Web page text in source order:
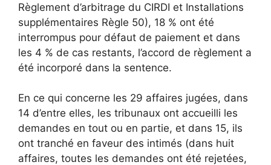
Règlement d’arbitrage du CIRDI et Installations
supplémentaires Règle 50), 18 % ont été
interrompus pour défaut de paiement et dans
les 4 % de cas restants, l’accord de règlement a
été incorporé dans la sentence.
En ce qui concerne les 29 affaires jugées, dans
14 d’entre elles, les tribunaux ont accueilli les
demandes en tout ou en partie, et dans 15, ils
ont tranché en faveur des intimés (dans huit
affaires, toutes les demandes ont été rejetées,